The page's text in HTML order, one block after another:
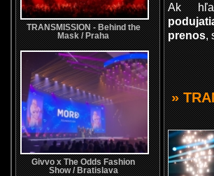
TRANSMISSION - Behind the
Mask / Praha
Givvo x The Odds Fashion
Show / Bratislava
Ak
prenos,
»